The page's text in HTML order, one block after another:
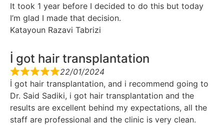
It took 1 year before I decided to do this but today
I’m glad I made that decision.
Katayoun Razavi Tabrizi
İ got hair transplantation
22/01/2024
İ got hair transplantation, and i recommend going to
Dr. Said Sadiki, i got hair transplantation and the
results are excellent behind my expectations, all the
staff are professional and the clinic is very clean.